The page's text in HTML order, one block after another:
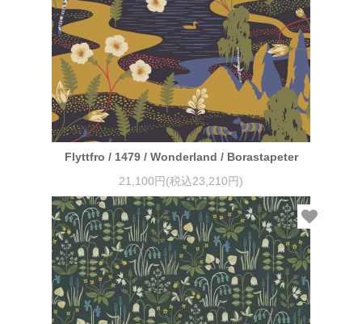
Flyttfro / 1479 / Wonderland / Borastapeter
21,100円(税込23,210円)